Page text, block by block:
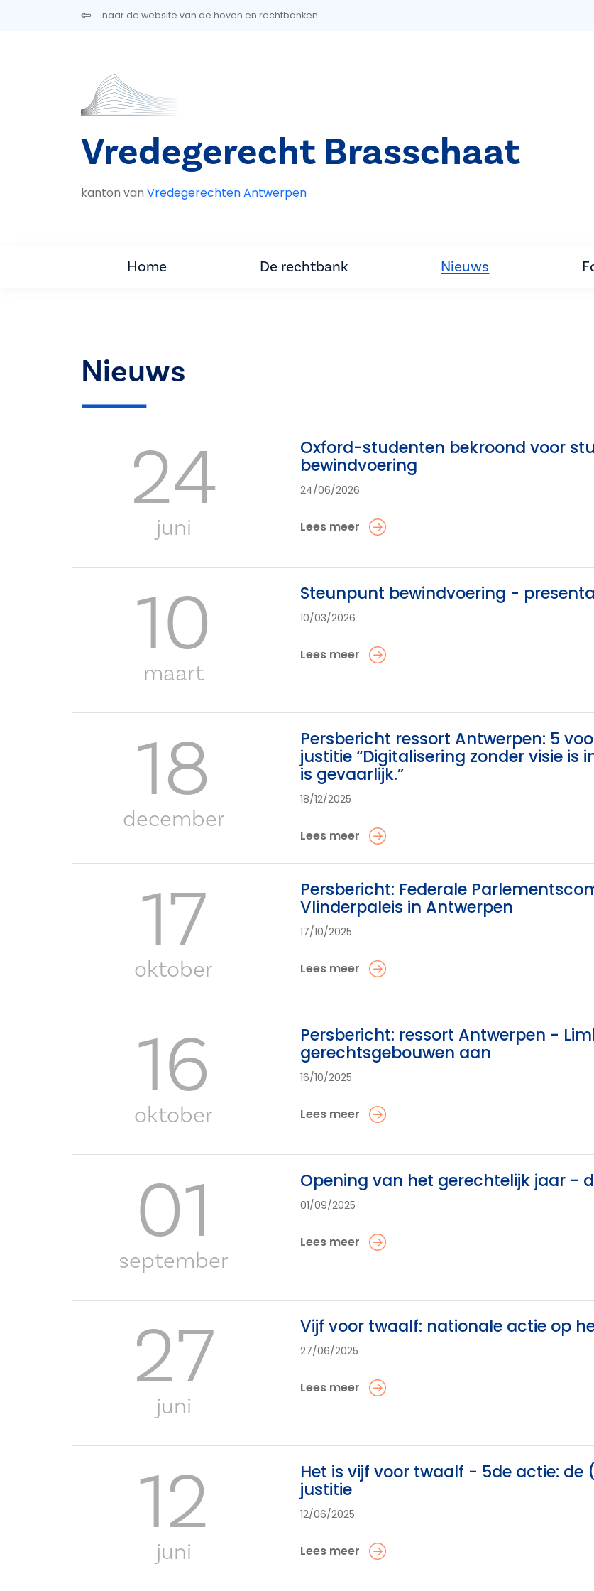
Overslaan en naar de inhoud gaannaar de website van de hoven en rechtbanken
Vredegerecht Brasschaat
kanton van Vredegerechten Antwerpen
Home De rechtbank Nieuws
Nieuws
24
juni
Oxford-studenten bekroond voor
bewindvoering
24/06/2026
Lees meer
10
maart
Steunpunt bewindvoering -
10/03/2026
Lees meer
18
december
Persbericht ressort Antwerpen: 5
justitie “Digitalisering zonder visie
is gevaarlijk.”
18/12/2025
Lees meer
17
oktober
Persbericht: Federale
Vlinderpaleis in Antwerpen
17/10/2025
Lees meer
16
oktober
Persbericht: ressort Antwerpen -
gerechtsgebouwen aan
16/10/2025
Lees meer
01
september
Opening van het gerechtelijk jaar -
01/09/2025
Lees meer
27
juni
Vijf voor twaalf: nationale actie op
27/06/2025
Lees meer
12
juni
Het is vijf voor twaalf - 5de actie:
justitie
12/06/2025
Lees meer